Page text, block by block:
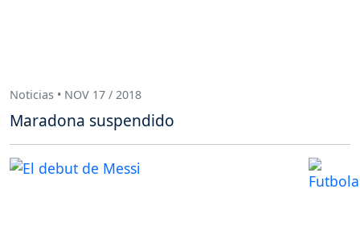
Noticias • NOV 17 / 2018
Maradona suspendido